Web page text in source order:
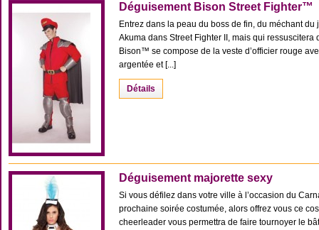
Déguisement Bison Street Fighter™
Entrez dans la peau du boss de fin, du méchant
Akuma dans Street Fighter II, mais qui
Bison™ se compose de la veste d’officier rouge
argentée et [...]
Détails
Déguisement majorette sexy
Si vous défilez dans votre ville à l’occasion du
prochaine soirée costumée, alors offrez vous ce
cheerleader vous permettra de faire tournoyer le